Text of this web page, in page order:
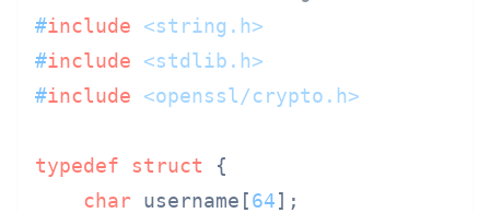
#include
<string.h>
#include
<stdlib.h>
#include <openssl/crypto.h>
typedef struct {
char username[64];